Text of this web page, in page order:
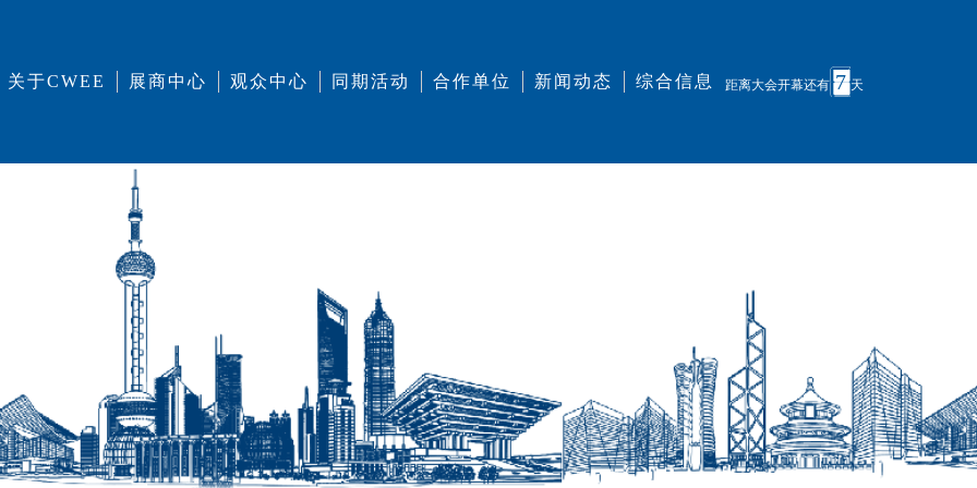
关于CWEE 展商中心 观众中心 同期活动 合作单位 新闻动态 综合信息 距离大会开幕还有 7天